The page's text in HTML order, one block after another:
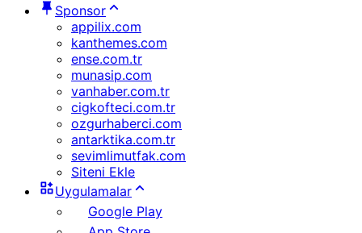
Sponsor
appilix.com
kanthemes.com
ense.com.tr
munasip.com
vanhaber.com.tr
cigkofteci.com.tr
ozgurhaberci.com
antarktika.com.tr
sevimlimutfak.com
Siteni Ekle
Uygulamalar
Google Play